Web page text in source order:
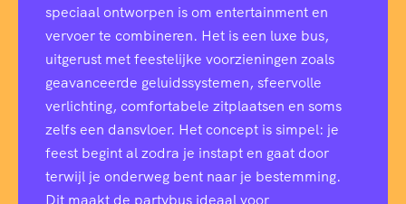
speciaal ontworpen is om entertainment en
vervoer te combineren. Het is een luxe bus,
uitgerust met feestelijke voorzieningen zoals
geavanceerde geluidssystemen, sfeervolle
verlichting, comfortabele zitplaatsen en soms
zelfs een dansvloer. Het concept is simpel: je
feest begint al zodra je instapt en gaat door
terwijl je onderweg bent naar je bestemming.
Dit maakt de partybus ideaal voor